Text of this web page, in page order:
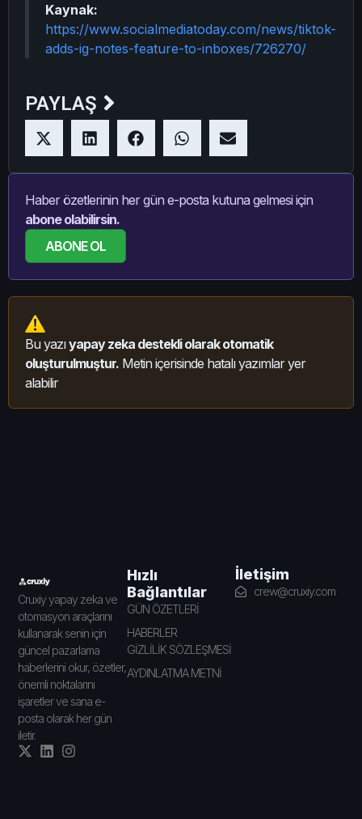
Kaynak:
https://www.socialmediatoday.com/news/tiktok-
adds-ig-notes-feature-to-inboxes/726270/
PAYLAŞ
Haber özetlerinin her gün e-posta kutuna gelmesi için
abone olabilirsin.
ABONE OL
Bu yazıyapay zeka destekli olarak otomatik
oluşturulmuştur. Metin içerisinde hatalı yazımlar yer
alabilir
Cruxiy yapay zeka ve
otomasyon araçlarını
kullanarak senin için
güncel pazarlama
haberlerini okur, özetler,
önemli noktalarını
işaretler ve sana e-
posta olarak her gün
iletir.
Hızlı
Bağlantılar
GÜN ÖZETLERİ
HABERLER
GİZLİLİK SÖZLEŞMESİ
AYDINLATMA METNİ
İletişim
crew@cruxiy.com